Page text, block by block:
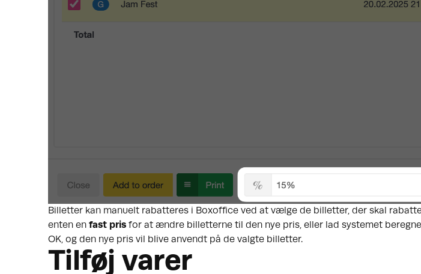
Billetter kan manuelt rabatteres i Boxoffice ved at vælge de billetter, der skal
enten en fast pris for at ændre billetterne til den nye pris, eller lad systemet
OK, og den nye pris vil blive anvendt på de valgte billetter.
Tilføj varer